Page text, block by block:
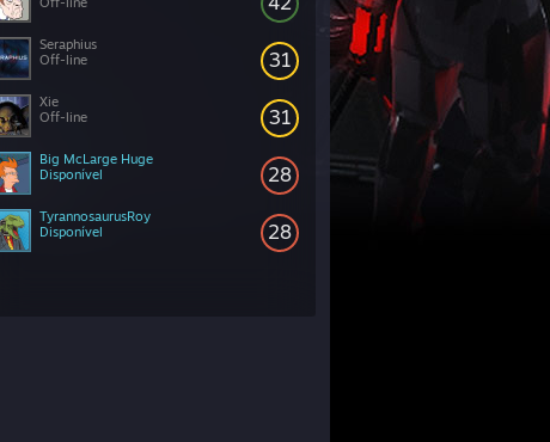
31
Seraphius
Off-line
31
Xie
Off-line
28
Big McLarge Huge
Disponível
28
TyrannosaurusRoy
Disponível